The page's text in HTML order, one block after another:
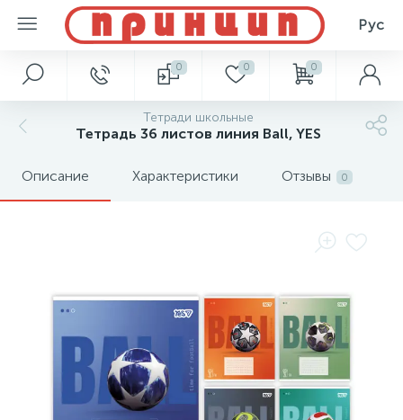
Рус
0 0 0
Тетради школьные
Тетрадь 36 листов линия Ball, YES
Описание Характеристики Отзывы 0